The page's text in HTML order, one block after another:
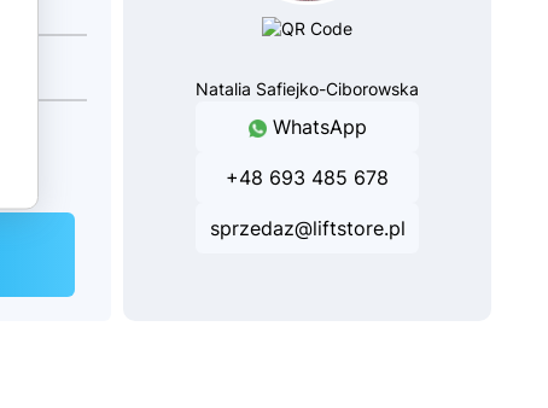
Natalia Safiejko-Ciborowska
WhatsApp
+48 693 485 678
sprzedaz@liftstore.pl